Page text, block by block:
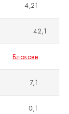
4,21
42,1
Блокове
7,1
0,1